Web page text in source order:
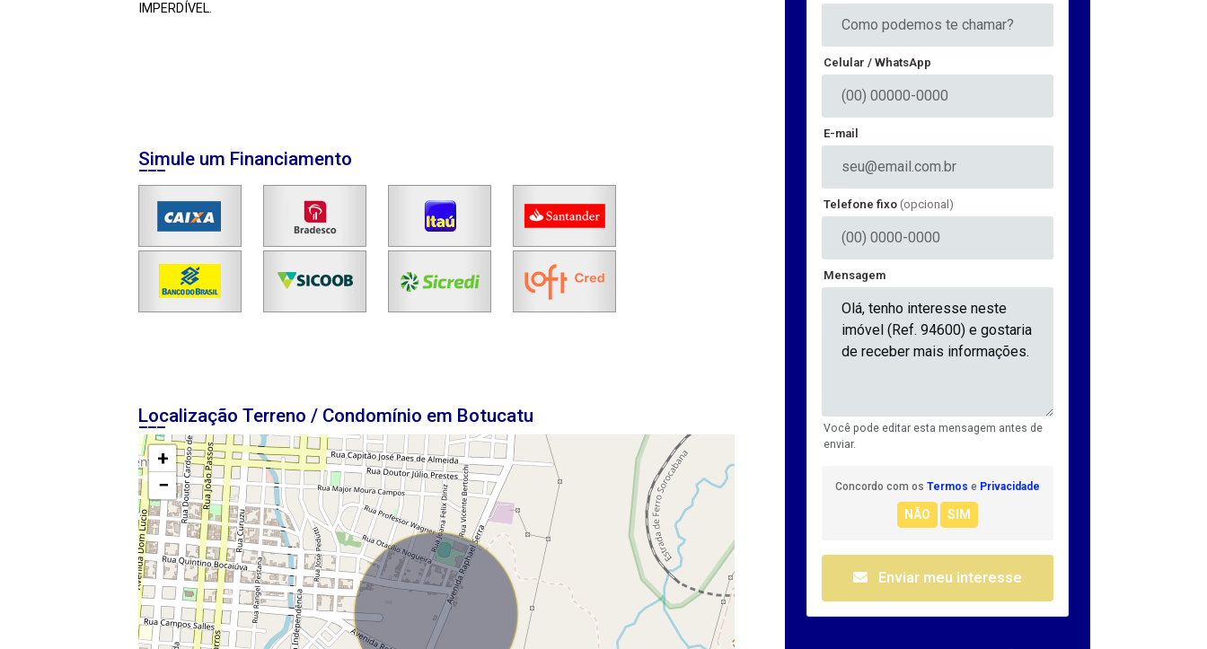
IMPERDÍVEL.
Simule um Financiamento
Localização Terreno / Condomínio em Botucatu
+
−
Celular / WhatsApp
E-mail
Telefone fixo (opcional)
Mensagem
Você pode editar esta mensagem antes de
enviar.
Concordo com os Termos e Privacidade
Enviar meu interesse